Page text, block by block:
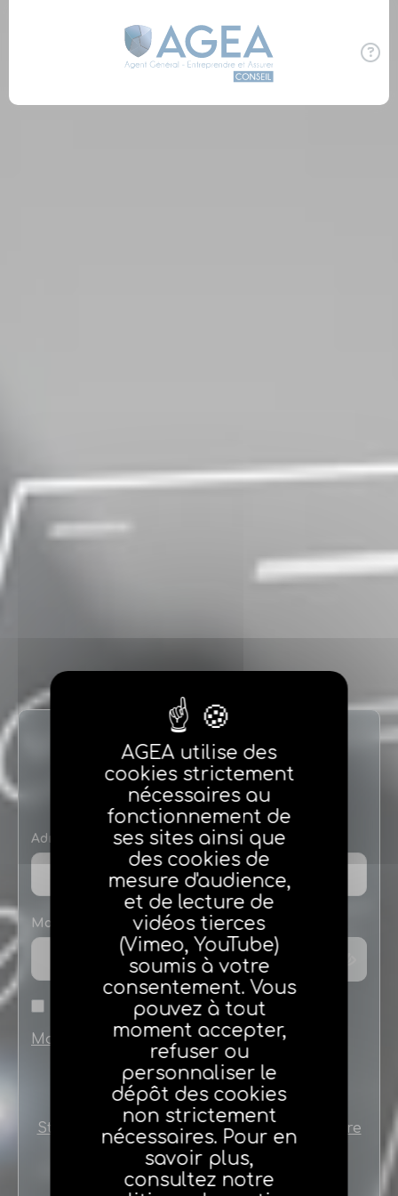
Identification
Adresse e-mail
Mot de passe
Se souvenir de moi
Mot de passe oublié
Stagiaires ou nouveaux agents créez votre
compte en cliquant ici
Le nouveau portail agéa est en ligne !
AGEA utilise des
cookies strictement
nécessaires au
fonctionnement de
ses sites ainsi que
des cookies de
mesure d'audience,
et de lecture de
vidéos tierces
(Vimeo, YouTube)
soumis à votre
consentement. Vous
pouvez à tout
moment accepter,
refuser ou
personnaliser le
dépôt des cookies
non strictement
nécessaires. Pour en
savoir plus,
consultez notre